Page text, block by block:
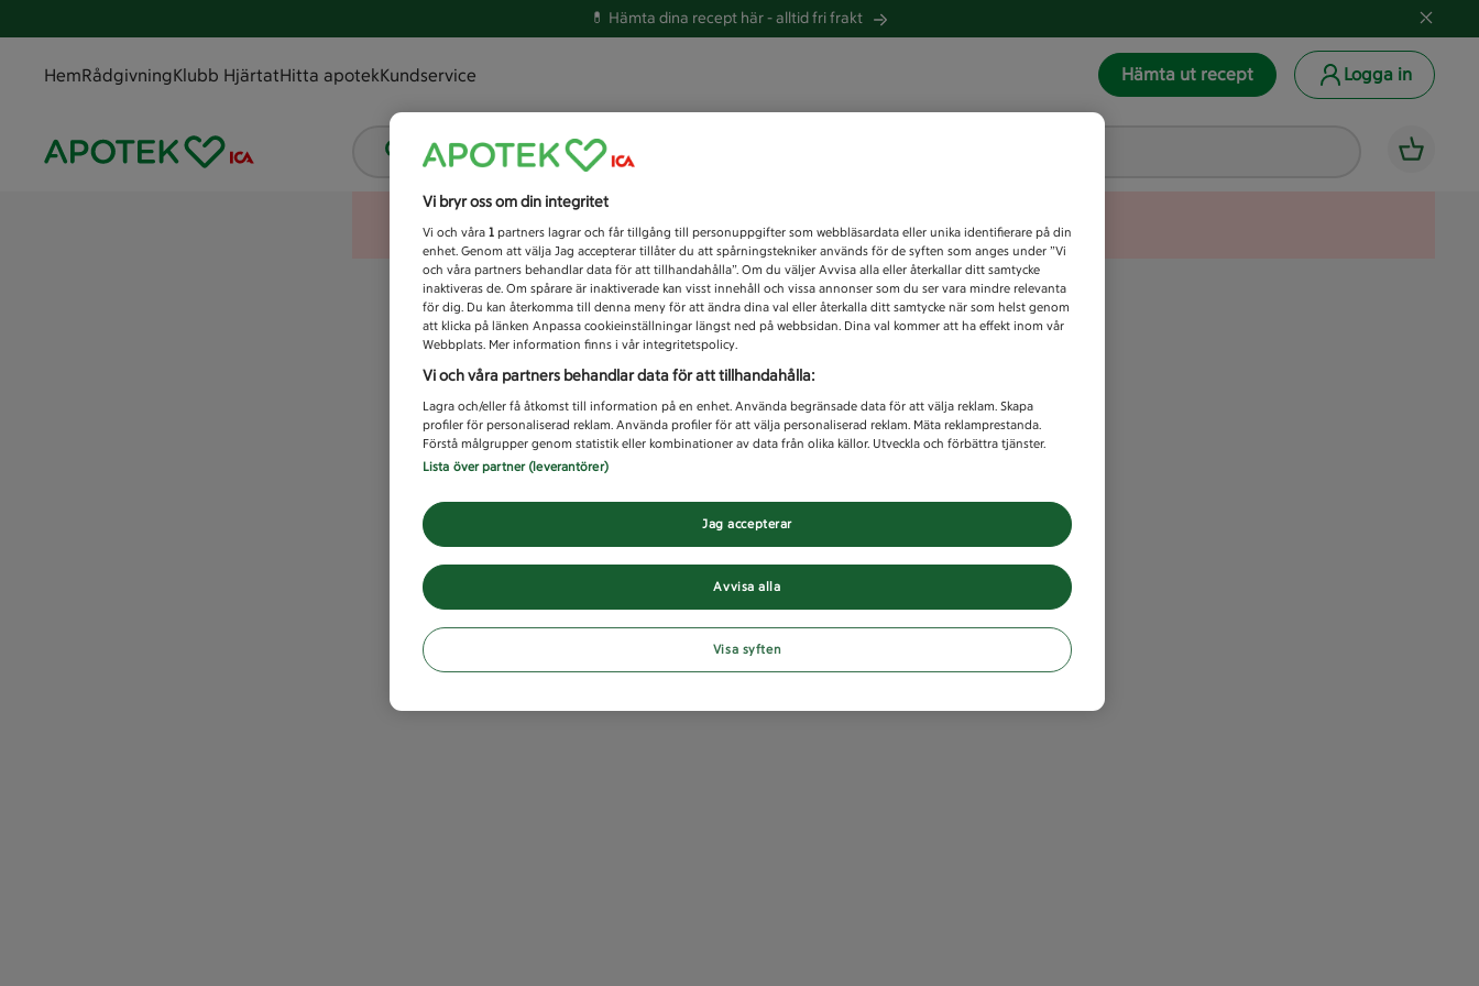
💊 Hämta dina recept här -alltid fri frakt
HemRådgivningKlubb HjärtatHitta apotekKundservice Hämta ut recept Logga in
Vad letar du efter idag?
Unknown error
Vi bryr oss om din integritet
Vi och våra 1 partners lagrar och får tillgång till personuppgifter som webbläsardata eller unika identifierare på din
enhet. Genom att välja Jag accepterar tillåter du att spårningstekniker används för de syften som anges under ”Vi
och våra partners behandlar data för att tillhandahålla”. Om du väljer Avvisa alla eller återkallar ditt samtycke
inaktiveras de. Om spårare är inaktiverade kan visst innehåll och vissa annonser som du ser vara mindre relevanta
för dig. Du kan återkomma till denna meny för att ändra dina val eller återkalla ditt samtycke när som helst genom
att klicka på länken Anpassa cookieinställningar längst ned på webbsidan. Dina val kommer att ha effekt inom vår
Webbplats. Mer information finns i vår integritetspolicy.
Vi och våra partners behandlar data för att tillhandahålla:
Lagra och/eller få åtkomst till information på en enhet. Använda begränsade data för att välja reklam. Skapa
profiler för personaliserad reklam. Använda profiler för att välja personaliserad reklam. Mäta reklamprestanda.
Förstå målgrupper genom statistik eller kombinationer av data från olika källor. Utveckla och förbättra tjänster.
Lista över partner (leverantörer)
Avvisa alla
Jag accepterar
Visa syften